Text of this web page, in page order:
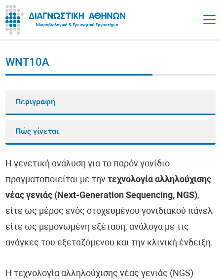
WNT10A
Περιγραφή
Πώς γίνεται
Η γενετική ανάλυση για το παρόν γονίδιο
πραγματοποιείται με τηντεχνολογία αλληλούχισης
νέας γενιάς (Next-Generation Sequencing, NGS),
είτε ως μέρος ενός στοχευμένου γονιδιακού πάνελ
είτε ως μεμονωμένη εξέταση, ανάλογα με τις
ανάγκες του εξεταζόμενου και την κλινική ένδειξη.
Η τεχνολογία αλληλούχισης νέας γενιάς (NGS)